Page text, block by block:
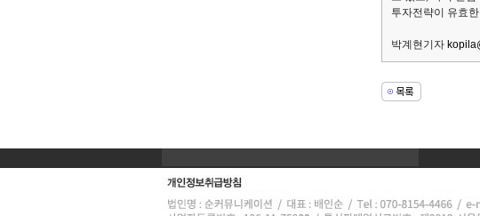
투자전략이 유효
박계현기자